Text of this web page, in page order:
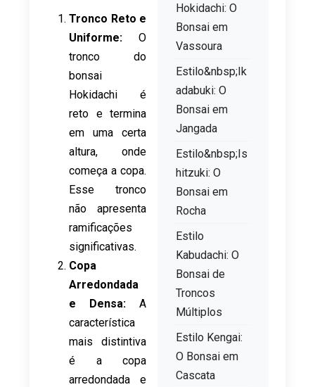
Hokidachi: O
Bonsai em
Vassoura
Estilo&nbsp;Ik
adabuki: O
Bonsai em
Jangada
Estilo&nbsp;Is
hitzuki: O
Bonsai em
Rocha
Estilo
Kabudachi: O
Bonsai de
Troncos
Múltiplos
Estilo Kengai:
O Bonsai em
Cascata
Tronco Reto e
Uniforme: O
tronco do
bonsai
Hokidachi é
reto e termina
em uma certa
altura, onde
começa a copa.
Esse tronco
não apresenta
ramificações
significativas.
Copa
Arredondada
e Densa: A
característica
mais distintiva
é a copa
arredondada e